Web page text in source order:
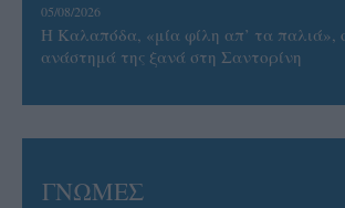
05/08/2026
Η Καλαπόδα, «μία φίλη απ’ τα παλιά»,
ανάστημά της ξανά στη Σαντορίνη
ΓΝΩΜΕΣ